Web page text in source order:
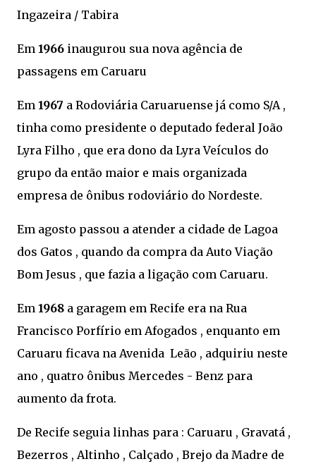
Ingazeira / Tabira
Em 1966 inaugurou sua nova agência de
passagens em Caruaru
Em 1967 a Rodoviária Caruaruense já como S/A ,
tinha como presidente o deputado federal João
Lyra Filho , que era dono da Lyra Veículos do
grupo da então maior e mais organizada
empresa de ônibus rodoviário do Nordeste.
Em agosto passou a atender a cidade de Lagoa
dos Gatos , quando da compra da Auto Viação
Bom Jesus , que fazia a ligação com Caruaru.
Em 1968 a garagem em Recife era na Rua
Francisco Porfírio em Afogados , enquanto em
Caruaru ficava na Avenida Leão , adquiriu neste
ano , quatro ônibus Mercedes - Benz para
aumento da frota.
De Recife seguia linhas para : Caruaru , Gravatá ,
Bezerros , Altinho , Calçado , Brejo da Madre de